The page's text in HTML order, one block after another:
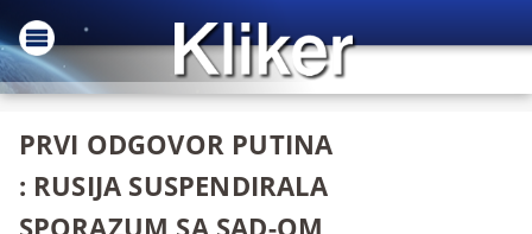
PRVI ODGOVOR PUTINA
: RUSIJA SUSPENDIRALA
SPORAZUM SA SAD-OM